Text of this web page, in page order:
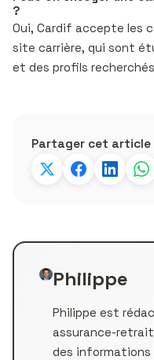
?
Oui, Cardif accepte les
site carrière, qui sont
et des profils
Partager cet article
Philippe
Philippe est
assurance-
des informations